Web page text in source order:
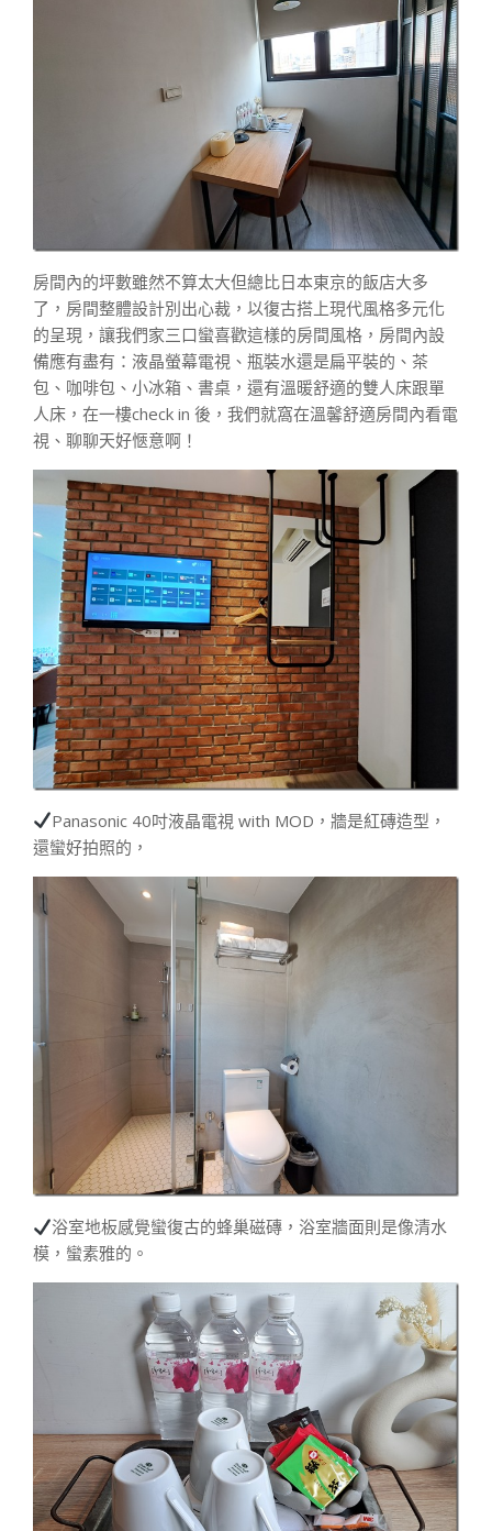
房間內的坪數雖然不算太大但總比日本東京的飯店大多
了，房間整體設計別出心裁，以復古搭上現代風格多元化
的呈現，讓我們家三口蠻喜歡這樣的房間風格，房間內設
備應有盡有：液晶螢幕電視、瓶裝水還是扁平裝的、茶
包、咖啡包、小冰箱、書桌，還有溫暖舒適的雙人床跟單
人床，在一樓check in 後，我們就窩在溫馨舒適房間內看電
視、聊聊天好愜意啊！
Panasonic 40吋液晶電視 with MOD，牆是紅磚造型，
還蠻好拍照的，
浴室地板感覺蠻復古的蜂巢磁磚，浴室牆面則是像清水
模，蠻素雅的。